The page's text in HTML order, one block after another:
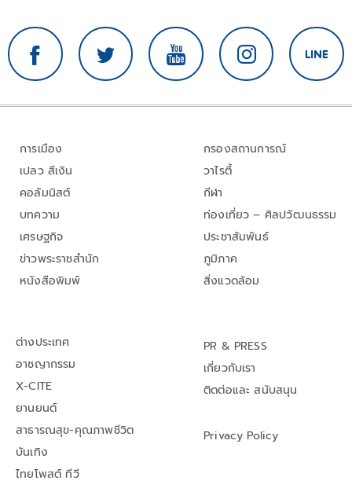
การเมือง
เปลว สีเงิน
คอลัมนิสต์
บทความ
เศรษฐกิจ
ข่าวพระราชสำนัก
หนังสือพิมพ์
กรองสถานการณ์
วาไรตี้
กีฬา
ท่องเที่ยว – ศิลปวัฒนธรรม
ประชาสัมพันธ์
ภูมิภาค
สิ่งแวดล้อม
ต่างประเทศ
อาชญากรรม
X-CITE
ยานยนต์
สาธารณสุข-คุณภาพชีวิต
บันเทิง
ไทยโพสต์ ทีวี
PR & PRESS
เกี่ยวกับเรา
ติดต่อและ สนับสนุน
Privacy Policy